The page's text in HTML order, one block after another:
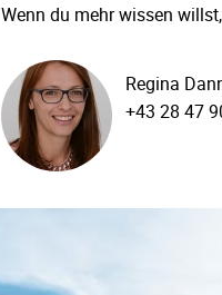
Wenn du mehr wissen
Regina
+43 28 47